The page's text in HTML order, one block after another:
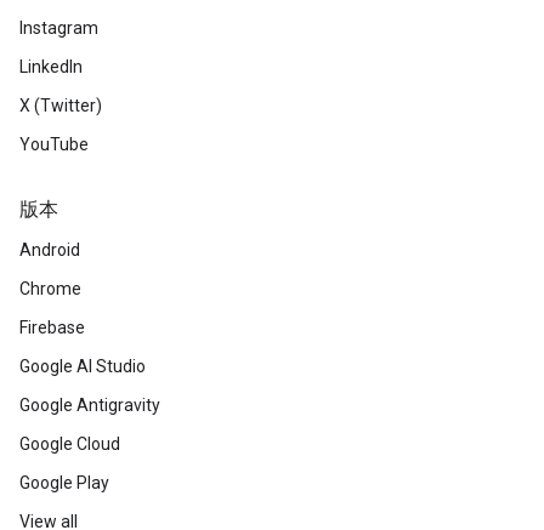
Instagram
LinkedIn
X (Twitter)
YouTube
版本
Android
Chrome
Firebase
Google AI Studio
Google Antigravity
Google Cloud
Google Play
View all